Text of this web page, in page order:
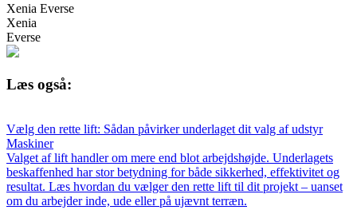
Xenia Everse
Xenia
Everse
Læs også:
Vælg den rette lift: Sådan påvirker underlaget dit valg af udstyr
Maskiner
Valget af lift handler om mere end blot arbejdshøjde. Underlagets
beskaffenhed har stor betydning for både sikkerhed, effektivitet og
resultat. Læs hvordan du vælger den rette lift til dit projekt – uanset
om du arbejder inde, ude eller på ujævnt terræn.